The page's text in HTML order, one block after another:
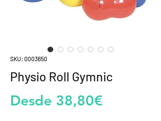
SKU: 0003650
Physio Roll Gymnic
Desde 38,80€Precio